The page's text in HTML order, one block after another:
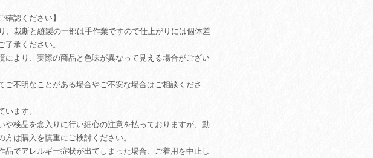
確認ください】
、裁断と縫製の一部は手作業ですので仕上がりには個体差
了承ください。
により、実際の商品と色味が異なって見える場合がござい
ご不明なことがある場合やご不安な場合はご相談くださ
います。
や検品を念入りに行い細心の注意を払っておりますが、動
方は購入を慎重にご検討ください。
品でアレルギー症状が出てしまった場合、ご着用を中止し